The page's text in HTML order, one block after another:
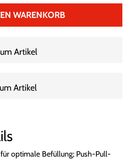
WARENKORB
Artikel
Artikel
optimale Befüllung; Push-Pull-